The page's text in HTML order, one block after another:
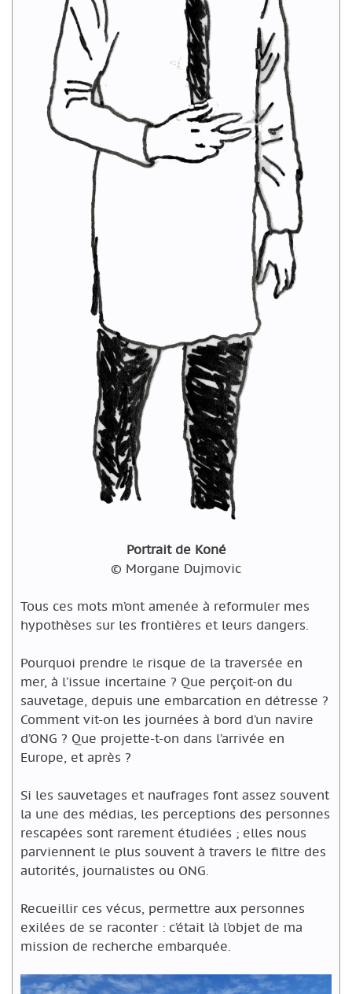
Portrait de Koné
© Morgane Dujmovic
Tous ces mots m’ont amenée à reformuler mes
hypothèses sur les frontières et leurs dangers.
Pourquoi prendre le risque de la traversée en
mer, à l’issue incertaine ? Que perçoit-on du
sauvetage, depuis une embarcation en détresse ?
Comment vit-on les journées à bord d’un navire
d’ONG ? Que projette-t-on dans l’arrivée en
Europe, et après ?
Si les sauvetages et naufrages font assez souvent
la une des médias, les perceptions des personnes
rescapées sont rarement étudiées ; elles nous
parviennent le plus souvent à travers le filtre des
autorités, journalistes ou ONG.
Recueillir ces vécus, permettre aux personnes
exilées de se raconter : c’était là l’objet de ma
mission de recherche embarquée.